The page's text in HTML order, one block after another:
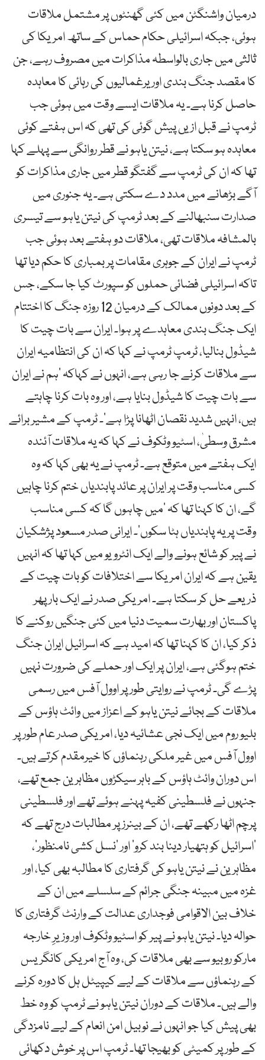
درمیان واشنگٹن میں کئی گھنٹوں پر مشتمل ملاقات
ہوئی، جبکہ اسرائیلی حکام حماس کے ساتھ امریکا کی
ثالثی میں جاری بالواسطہ مذاکرات میں مصروف رہے، جن
کا مقصد جنگ بندی اور یرغمالیوں کی رہائی کا معاہدہ
حاصل کرنا ہے۔ یہ ملاقات ایسے وقت میں ہوئی جب
ٹرمپ نے قبل ازیں پیش گوئی کی تھی کہ اس ہفتے کوئی
معاہدہ ہو سکتا ہے، نیتن یاہو نے قطر روانگی سے پہلے کہا
تھا کہ ان کی ٹرمپ سے گفتگو قطر میں جاری مذاکرات کو
آگے بڑھانے میں مدد دے سکتی ہے۔ یہ جنوری میں
صدارت سنبھالنے کے بعد ٹرمپ کی نیتن یاہو سے تیسری
بالمشافہ ملاقات تھی، ملاقات دو ہفتے بعد ہوئی جب
ٹرمپ نے ایران کے جوہری مقامات پر بمباری کا حکم دیا تھا
تاکہ اسرائیلی فضائی حملوں کو سپورٹ کیا جا سکے، جس
کے بعد دونوں ممالک کے درمیان 12 روزہ جنگ کا اختتام
ایک جنگ بندی معاہدے پر ہوا۔ ایران سے بات چیت کا
شیڈول بنالیا، ٹرمپ ٹرمپ نے کہا کہ ان کی انتظامیہ ایران
سے ملاقات کرنے جا رہی ہے، انہوں نے کہاکہ ’ہم نے ایران
سے بات چیت کا شیڈول بنایا ہے، اور وہ بات کرنا چاہتے
ہیں، انہیں شدید نقصان اٹھانا پڑا ہے‘۔ ٹرمپ کے مشیر برائے
مشرق وسطیٰ، اسٹیو وٹکوف نے کہا کہ یہ ملاقات آئندہ
ایک ہفتے میں متوقع ہے۔ ٹرمپ نے یہ بھی کہا کہ وہ
کسی مناسب وقت پر ایران پر عائد پابندیاں ختم کرنا چاہیں
گے، ان کا کہنا تھا کہ ’میں چاہوں گا کہ کسی مناسب
وقت پر یہ پابندیاں ہٹا سکوں‘۔ ایرانی صدر مسعود پژشکیان
نے پیر کو شائع ہونے والے ایک انٹرویو میں کہا تھا کہ انہیں
یقین ہے کہ ایران امریکا سے اختلافات کو بات چیت کے
ذریعے حل کر سکتا ہے۔ امریکی صدر نے ایک بار پھر
پاکستان اور بھارت سمیت دنیا میں کئی جنگیں روکنے کا
ذکر کیا، ان کا کہنا تھا کہ امید ہے کہ اسرائیل ایران جنگ
ختم ہوگئی ہے، ایران پر ایک اور حملے کی ضرورت نہیں
پڑے گی۔ ٹرمپ نے روایتی طور پر اوول آفس میں رسمی
ملاقات کے بجائے نیتن یاہو کے اعزاز میں وائٹ ہاؤس کے
بلیو روم میں ایک نجی عشائیہ دیا، امریکی صدر عام طور پر
اوول آفس میں غیر ملکی رہنماؤں کا خیرمقدم کرتے ہیں۔
اس دوران وائٹ ہاؤس کے باہر سیکڑوں مظاہرین جمع تھے،
جنہوں نے فلسطینی کفیہ پہنے ہوئے تھے اور فلسطینی
پرچم اٹھا رکھے تھے، ان کے بینرز پر مطالبات درج تھے کہ
’اسرائیل کو ہتھیار دینا بند کرو‘ اور ’نسل کشی نامنظور‘،
مظاہرین نے نیتن یاہو کی گرفتاری کا مطالبہ بھی کیا، اور
غزہ میں مبینہ جنگی جرائم کے سلسلے میں ان کے
خلاف بین الاقوامی فوجداری عدالت کے وارنٹ گرفتاری کا
حوالہ دیا۔ نیتن یاہو نے پیر کو اسٹیو وٹکوف اور وزیرِ خارجہ
مارکو روبیو سے بھی ملاقات کی، وہ آج امریکی کانگریس
کے رہنماؤں سے ملاقات کے لیے کیپیٹل ہل کا دورہ کرنے
والے ہیں۔ ملاقات کے دوران نیتن یاہو نے ٹرمپ کو وہ خط
بھی پیش کیا جو انہوں نے نوبیل امن انعام کے لیے نامزدگی
کے طور پر کمیٹی کو بھیجا تھا۔ ٹرمپ اس پر خوش دکھائی